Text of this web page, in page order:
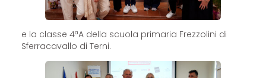
e la classe 4ªA della scuola primaria Frezzolini di
Sferracavallo di Terni.